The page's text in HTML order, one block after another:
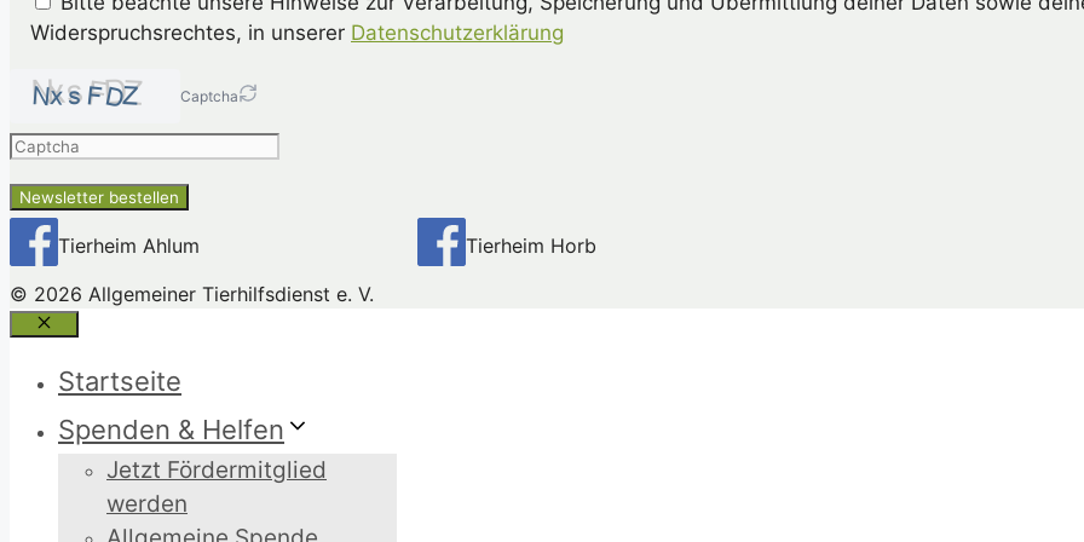
Widerspruchsrechtes, in unserer Datenschutzerklärung
Captcha
Please
enter
characters
shown
in
the
CAPTCHA
ensure
you
Tierheim Ahlum
Tierheim Horb
© 2026 Allgemeiner Tierhilfsdienst e. V.
Schließen
Startseite
Spenden & Helfen
Jetzt Fördermitglied
werden